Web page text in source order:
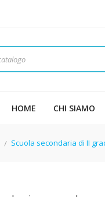
HOME CHI SIAMO
Scuola secondaria di II